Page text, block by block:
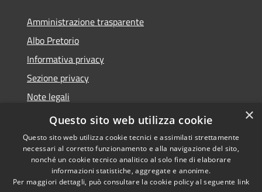
Amministrazione trasparente
Albo Pretorio
Informativa privacy
Sezione privacy
Note legali
Dichiarazione di accessibilità
Accessibilità
Copyright © 2026 • Comune di
Scanzorosciate • Powered by
×
Questo sito web utilizza cookie
Questo sito web utilizza cookie tecnici e assimilati strettamente
necessari al corretto funzionamento e alla navigazione del sito,
nonché un cookie tecnico analitico al solo fine di elaborare
informazioni statistiche, aggregate e anonime.
Per maggiori dettagli, può consultare la cookie policy al seguente link